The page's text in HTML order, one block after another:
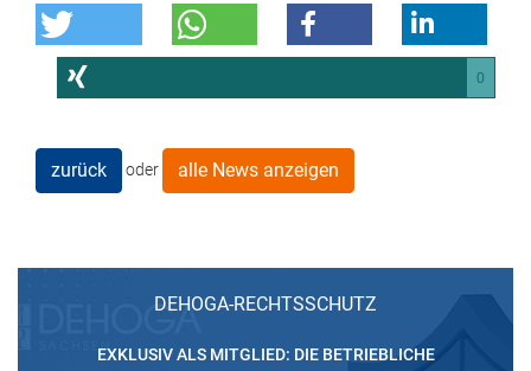
0
zurück oder alle News anzeigen
DEHOGA-RECHTSSCHUTZ
EXKLUSIV ALS MITGLIED: DIE BETRIEBLICHE